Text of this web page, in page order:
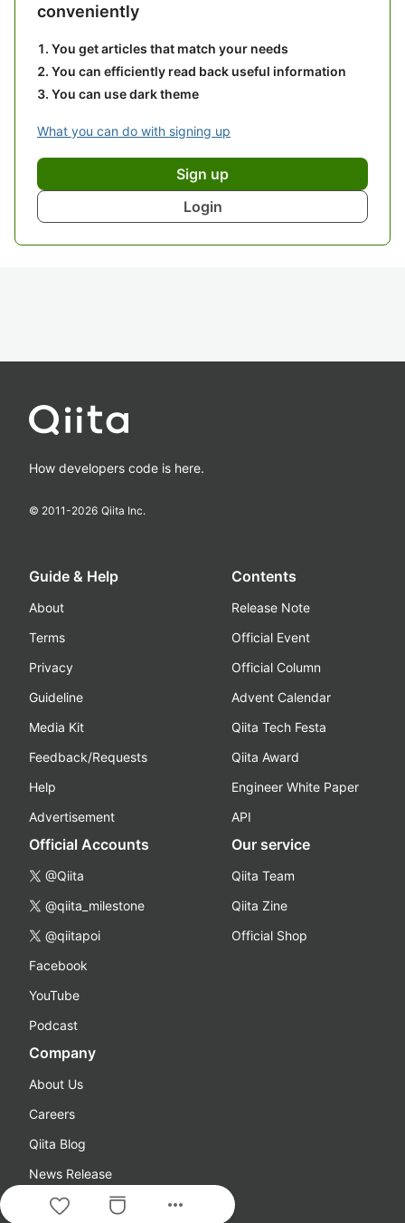
conveniently
You get articles that match your needs
You can efficiently read back useful information
You can use dark theme
What you can do with signing up
Sign up
Login
more_horiz
How developers code is here.
© 2011-2026 Qiita Inc.
Guide & Help
About
Terms
Privacy
Guideline
Media Kit
Feedback/Requests
Help
Advertisement
Contents
Release Note
Official Event
Official Column
Advent Calendar
Qiita Tech Festa
Qiita Award
Engineer White Paper
API
Official Accounts
@Qiita
@qiita_milestone
@qiitapoi
Facebook
YouTube
Podcast
Our service
Qiita Team
Qiita Zine
Official Shop
Company
About Us
Careers
Qiita Blog
News Release